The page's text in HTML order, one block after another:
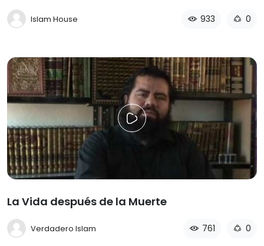
Islam House 933 0
La Vida después de la Muerte
Verdadero Islam 761 0